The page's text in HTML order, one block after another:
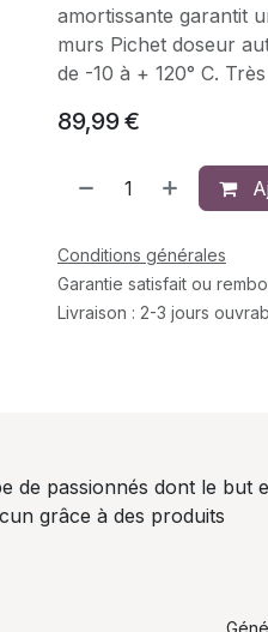
amortissante garantit
murs Pichet doseur
de -10 à + 120° C.
89,99€
Conditions générales
Garantie satisfait ou
Livraison : 2-3 jours
de passionnés dont le but
grâce à des produits